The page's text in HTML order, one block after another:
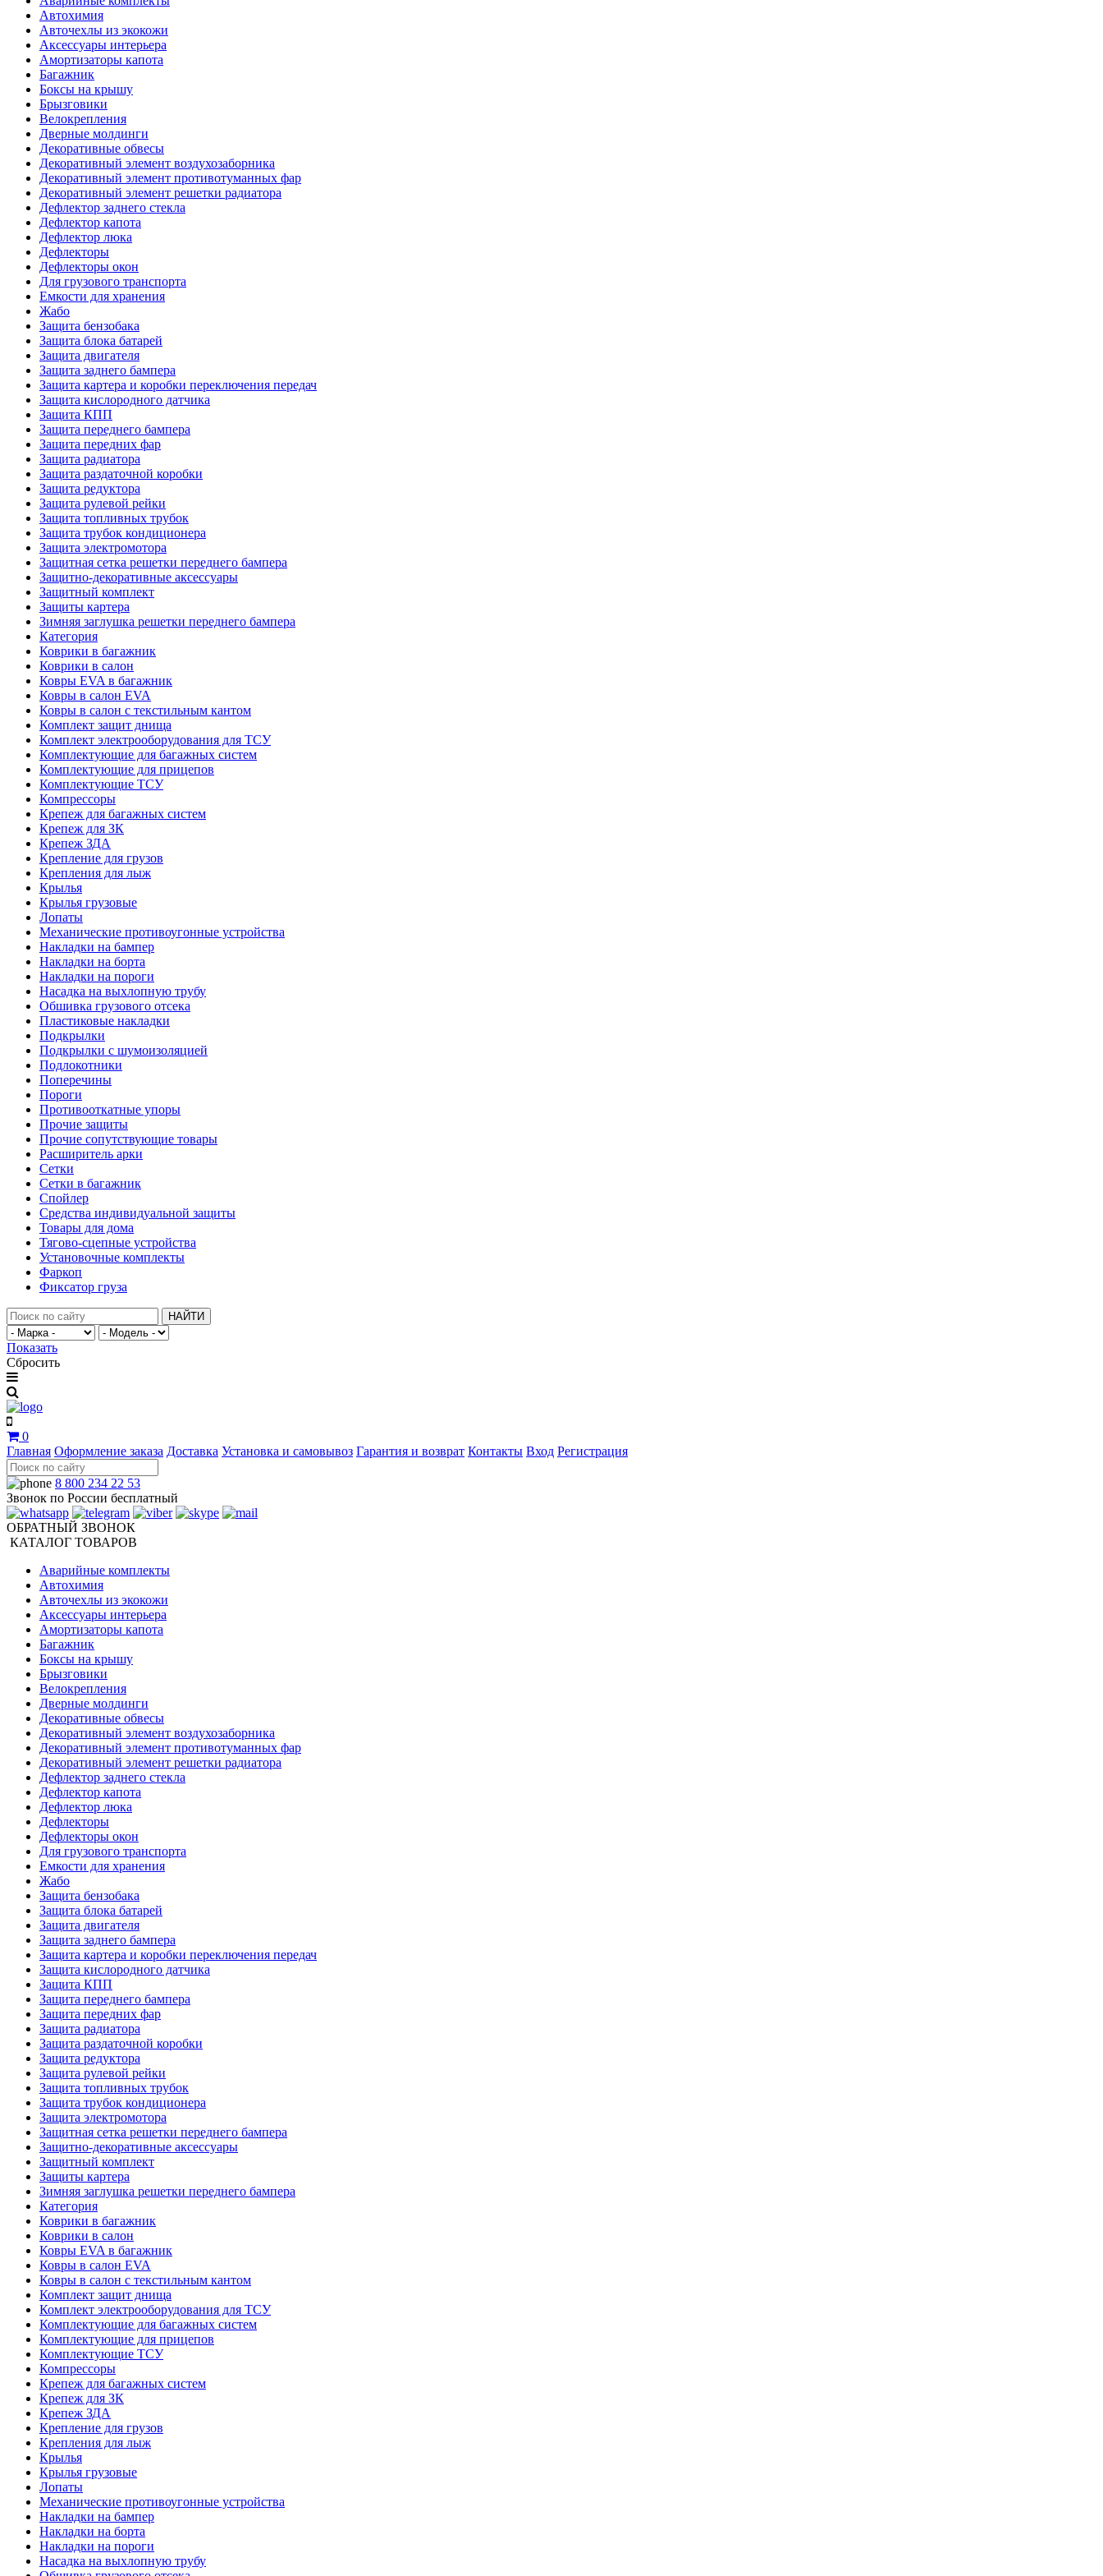
Автохимия
Авточехлы из экокожи
Аксессуары интерьера
Амортизаторы капота
Багажник
Боксы на крышу
Брызговики
Велокрепления
Дверные молдинги
Декоративные обвесы
Декоративный элемент воздухозаборника
Декоративный элемент противотуманных фар
Декоративный элемент решетки радиатора
Дефлектор заднего стекла
Дефлектор капота
Дефлектор люка
Дефлекторы
Дефлекторы окон
Для грузового транспорта
Емкости для хранения
Жабо
Защита бензобака
Защита блока батарей
Защита двигателя
Защита заднего бампера
Защита картера и коробки переключения передач
Защита кислородного датчика
Защита КПП
Защита переднего бампера
Защита передних фар
Защита радиатора
Защита раздаточной коробки
Защита редуктора
Защита рулевой рейки
Защита топливных трубок
Защита трубок кондиционера
Защита электромотора
Защитная сетка решетки переднего бампера
Защитно-декоративные аксессуары
Защитный комплект
Защиты картера
Зимняя заглушка решетки переднего бампера
Категория
Коврики в багажник
Коврики в салон
Ковры EVA в багажник
Ковры в салон EVA
Ковры в салон с текстильным кантом
Комплект защит днища
Комплект электрооборудования для ТСУ
Комплектующие для багажных систем
Комплектующие для прицепов
Комплектующие ТСУ
Компрессоры
Крепеж для багажных систем
Крепеж для ЗК
Крепеж ЗДА
Крепление для грузов
Крепления для лыж
Крылья
Крылья грузовые
Лопаты
Механические противоугонные устройства
Накладки на бампер
Накладки на борта
Накладки на пороги
Насадка на выхлопную трубу
Обшивка грузового отсека
Пластиковые накладки
Подкрылки
Подкрылки с шумоизоляцией
Подлокотники
Поперечины
Пороги
Противооткатные упоры
Прочие защиты
Прочие сопутствующие товары
Расширитель арки
Сетки
Сетки в багажник
Спойлер
Средства индивидуальной защиты
Товары для дома
Тягово-сцепные устройства
Установочные комплекты
Фаркоп
Фиксатор груза
НАЙТИ
Показать
Сбросить
0
Главная Оформление заказа Доставка Установка и самовывоз Гарантия и возврат Контакты Вход Регистрация
8 800 234 22 53
Звонок по России бесплатный
ОБРАТНЫЙ ЗВОНОК
КАТАЛОГ ТОВАРОВ
Аварийные комплекты
Автохимия
Авточехлы из экокожи
Аксессуары интерьера
Амортизаторы капота
Багажник
Боксы на крышу
Брызговики
Велокрепления
Дверные молдинги
Декоративные обвесы
Декоративный элемент воздухозаборника
Декоративный элемент противотуманных фар
Декоративный элемент решетки радиатора
Дефлектор заднего стекла
Дефлектор капота
Дефлектор люка
Дефлекторы
Дефлекторы окон
Для грузового транспорта
Емкости для хранения
Жабо
Защита бензобака
Защита блока батарей
Защита двигателя
Защита заднего бампера
Защита картера и коробки переключения передач
Защита кислородного датчика
Защита КПП
Защита переднего бампера
Защита передних фар
Защита радиатора
Защита раздаточной коробки
Защита редуктора
Защита рулевой рейки
Защита топливных трубок
Защита трубок кондиционера
Защита электромотора
Защитная сетка решетки переднего бампера
Защитно-декоративные аксессуары
Защитный комплект
Защиты картера
Зимняя заглушка решетки переднего бампера
Категория
Коврики в багажник
Коврики в салон
Ковры EVA в багажник
Ковры в салон EVA
Ковры в салон с текстильным кантом
Комплект защит днища
Комплект электрооборудования для ТСУ
Комплектующие для багажных систем
Комплектующие для прицепов
Комплектующие ТСУ
Компрессоры
Крепеж для багажных систем
Крепеж для ЗК
Крепеж ЗДА
Крепление для грузов
Крепления для лыж
Крылья
Крылья грузовые
Лопаты
Механические противоугонные устройства
Накладки на бампер
Накладки на борта
Накладки на пороги
Насадка на выхлопную трубу